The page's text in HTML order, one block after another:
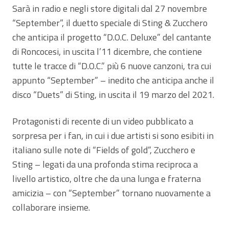
Sarà in radio e negli store digitali dal 27 novembre
“September”, il duetto speciale di Sting & Zucchero
che anticipa il progetto “D.O.C. Deluxe” del cantante
di Roncocesi, in uscita l’11 dicembre, che contiene
tutte le tracce di “D.O.C.” più 6 nuove canzoni, tra cui
appunto “September” – inedito che anticipa anche il
disco “Duets” di Sting, in uscita il 19 marzo del 2021.
Protagonisti di recente di un video pubblicato a
sorpresa per i fan, in cui i due artisti si sono esibiti in
italiano sulle note di “Fields of gold”, Zucchero e
Sting – legati da una profonda stima reciproca a
livello artistico, oltre che da una lunga e fraterna
amicizia – con “September” tornano nuovamente a
collaborare insieme.